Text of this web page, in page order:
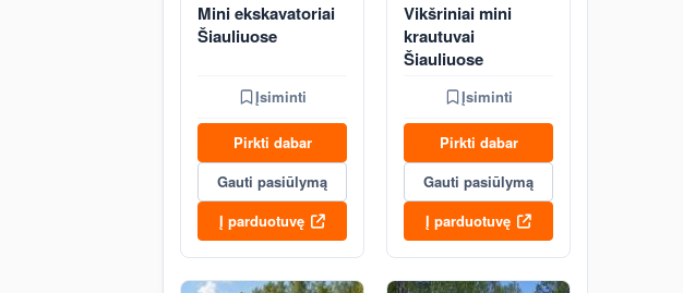
Mini ekskavatoriai
Šiauliuose
Įsiminti
Pirkti dabar
Gauti pasiūlymą
Į parduotuvę
Vikšriniai mini
krautuvai
Šiauliuose
Įsiminti
Pirkti dabar
Gauti pasiūlymą
Į parduotuvę